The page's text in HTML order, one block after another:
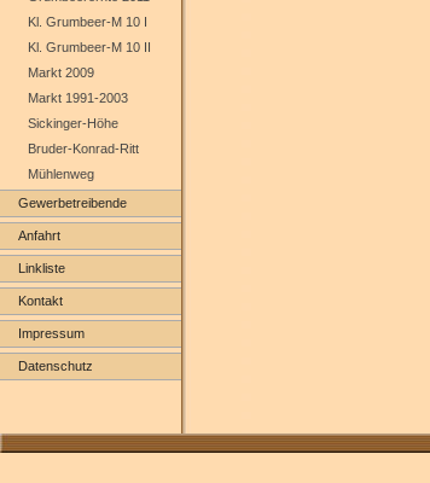
Kl. Grumbeer-M 10 I
Kl. Grumbeer-M 10 II
Markt 2009
Markt 1991-2003
Sickinger-Höhe
Bruder-Konrad-Ritt
Mühlenweg
Gewerbetreibende
Anfahrt
Linkliste
Kontakt
Impressum
Datenschutz